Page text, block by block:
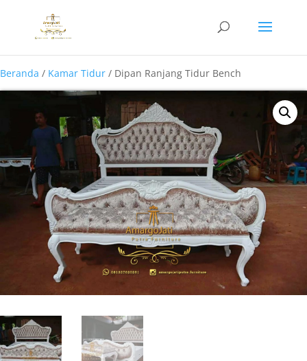
Beranda / Kamar Tidur / Dipan Ranjang Tidur Bench